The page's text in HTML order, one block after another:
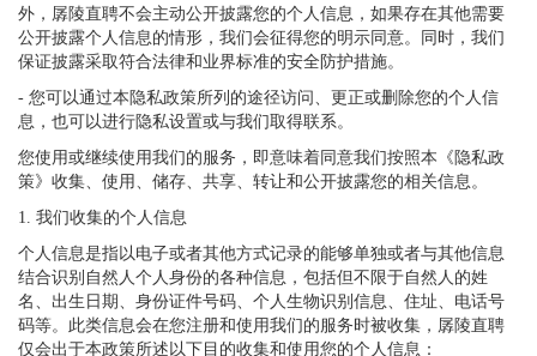
外，孱陵直聘不会主动公开披露您的个人信息，如果存在其他需要
公开披露个人信息的情形，我们会征得您的明示同意。同时，我们
保证披露采取符合法律和业界标准的安全防护措施。
- 您可以通过本隐私政策所列的途径访问、更正或删除您的个人信
息，也可以进行隐私设置或与我们取得联系。
您使用或继续使用我们的服务，即意味着同意我们按照本《隐私政
策》收集、使用、储存、共享、转让和公开披露您的相关信息。
1. 我们收集的个人信息
个人信息是指以电子或者其他方式记录的能够单独或者与其他信息
结合识别自然人个人身份的各种信息，包括但不限于自然人的姓
名、出生日期、身份证件号码、个人生物识别信息、住址、电话号
码等。此类信息会在您注册和使用我们的服务时被收集，孱陵直聘
仅会出于本政策所述以下目的收集和使用您的个人信息：